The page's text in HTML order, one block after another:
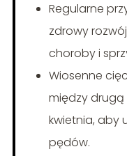
Regularne
zdrowy
choroby i
Wiosenne
między
kwietnia, aby
pędów.